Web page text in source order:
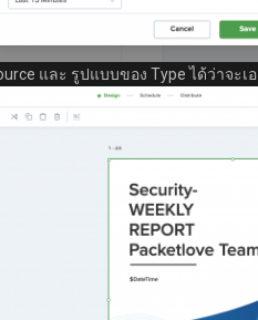
และ รูปแบบของ Type ได้ว่าจะเ